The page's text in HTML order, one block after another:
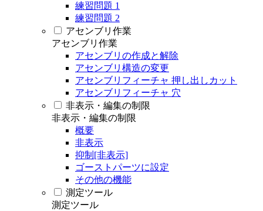
練習問題 1
練習問題 2
アセンブリ作業
アセンブリ作業
アセンブリの作成と解除
アセンブリ構造の変更
アセンブリフィーチャ 押し出しカット
アセンブリフィーチャ 穴
非表示・編集の制限
非表示・編集の制限
概要
非表示
抑制[非表示]
ゴーストパーツに設定
その他の機能
測定ツール
測定ツール